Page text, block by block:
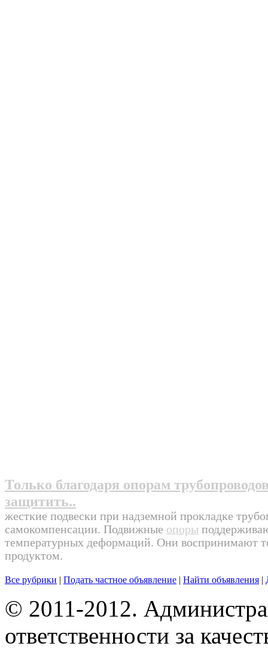
Только благодаря опорам
защитить..
жесткие подвески при надземной прокладке
самокомпенсации. Подвижные опоры
температурных деформаций. Они воспринимают
продуктом.
Все рубрики | Подать частное объявление | Найти объявления |
© 2011-2012.
ответственности за